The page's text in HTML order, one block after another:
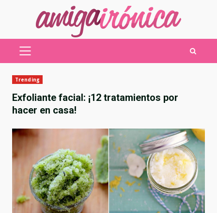
MENÚ
Trending
Exfoliante facial: ¡12 tratamientos por
hacer en casa!